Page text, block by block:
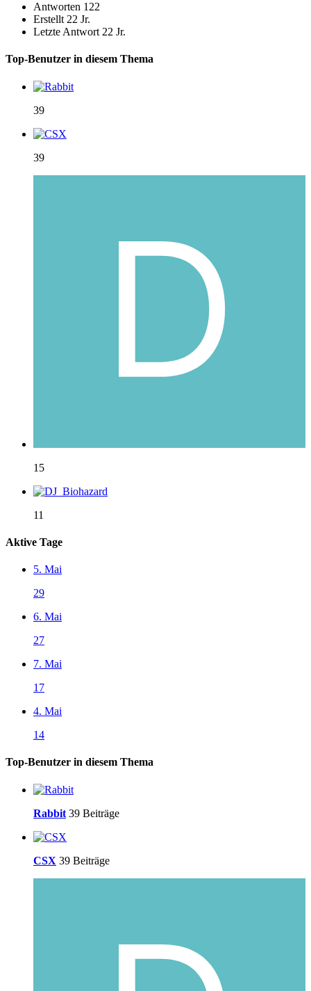
Antworten 122
Erstellt 22 Jr.
Letzte Antwort 22 Jr.
Top-Benutzer in diesem Thema
39
39
15
11
Aktive Tage
5. Mai
29
6. Mai
27
7. Mai
17
4. Mai
14
Top-Benutzer in diesem Thema
Rabbit 39 Beiträge
CSX 39 Beiträge